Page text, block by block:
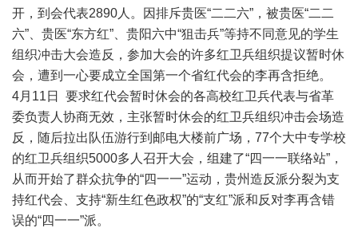
开，到会代表2890人。因排斥贵医“二二六”，被贵医“二二
六”、贵医“东方红”、贵阳六中“狙击兵”等持不同意见的学生
组织冲击大会造反，参加大会的许多红卫兵组织提议暂时休
会，遭到一心要成立全国第一个省红代会的李再含拒绝。
4月11日 要求红代会暂时休会的各高校红卫兵代表与省革
委负责人协商无效，主张暂时休会的红卫兵组织冲击会场造
反，随后拉出队伍游行到邮电大楼前广场，77个大中专学校
的红卫兵组织5000多人召开大会，组建了“四一一联络站”，
从而开始了群众抗争的“四一一”运动，贵州造反派分裂为支
持红代会、支持“新生红色政权”的“支红”派和反对李再含错
误的“四一一”派。